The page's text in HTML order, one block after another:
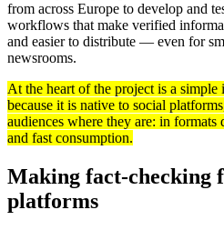
from across Europe to develop and
workflows that make verified
and easier to distribute — even for
newsrooms.
At the heart of the project is a
because it is native to social
audiences where they are: in formats
and fast consumption.
Making fact-checking
platforms